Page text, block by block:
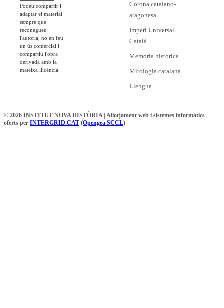
Podeu compartir i
adaptar el material
sempre que
reconegueu
l'autoria, no en feu
un ús comercial i
compartiu l'obra
derivada amb la
mateixa llicència.
Corona catalano-
aragonesa
Imperi Universal
Català
Memòria històrica
Mitologia catalana
Llengua
© 2026 INSTITUT NOVA HISTÒRIA | Allotjament web i sistemes informàtics
oferts per INTERGRID.CAT (Opengea SCCL)